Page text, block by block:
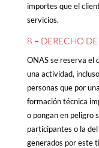
importes que el
servicios.
8 – DERECHO
ONAS se reserva el
una actividad,
personas que por
formación técnica
o pongan en peligro
participantes o la
generados por este